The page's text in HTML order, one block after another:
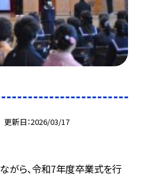
更新日 2026/03/17
がら、令和7年度卒業式を行